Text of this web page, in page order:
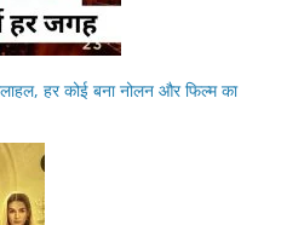
हर कोई बना नोलन और फिल्म का